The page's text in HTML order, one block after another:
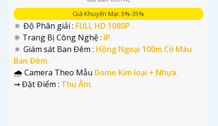
Giá Khuyến Mại: 5%-35%
🔅 Độ Phân giải : FULL HD 1080P .
⚛️ Trang Bị Công Nghệ : IP.
🔅 Giám sát Ban Đêm : Hồng Ngoại 100m Có Màu
Ban Ðêm.
🌧️ Camera Theo Mẫu Dome Kim loại + Nhựa.
️⇝ Đặt Điểm : Thu Âm.